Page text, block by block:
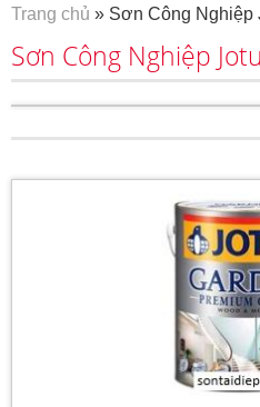
Bạn đang ở đây
Trang chủ » Sơn Công Nghiệp
Sơn Công Nghiệp